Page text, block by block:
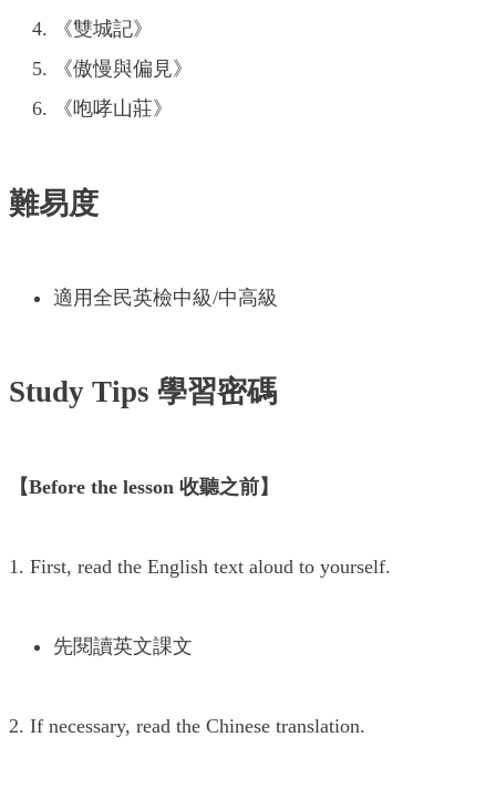
《雙城記》
《傲慢與偏見》
《咆哮山莊》
難易度
適用全民英檢中級/中高級
Study Tips 學習密碼
【Before the lesson 收聽之前】
1. First, read the English text aloud to yourself.
先閱讀英文課文
2. If necessary, read the Chinese translation.